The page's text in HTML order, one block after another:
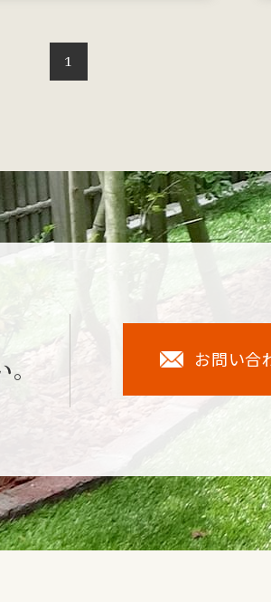
1
お問い合